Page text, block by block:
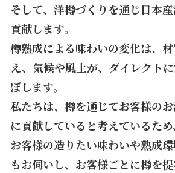
そして、洋樽づくりを通じ日本
貢献します。
樽熟成による味わいの変化は、
え、気候や風土が、ダイレクト
ぼします。
私たちは、樽を通じてお客様の
に貢献していると考えているため、
お客様の造りたい味わいや熟成
もお伺いし、お客様ごとに樽を